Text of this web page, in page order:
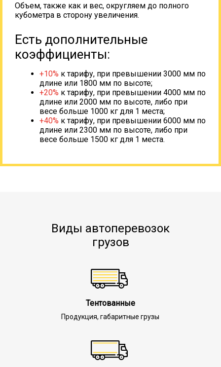
Объем, также как и вес, округляем до полного
кубометра в сторону увеличения.
Есть дополнительные
коэффициенты:
+10% к тарифу, при превышении 3000 мм по
длине или 1800 мм по высоте;
+20% к тарифу, при превышении 4000 мм по
длине или 2000 мм по высоте, либо при
весе больше 1000 кг для 1 места;
+40% к тарифу, при превышении 6000 мм по
длине или 2300 мм по высоте, либо при
весе больше 1500 кг для 1 места.
Виды автоперевозок
грузов
Тентованные
Продукция, габаритные грузы